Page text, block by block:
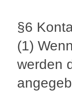
§6
(1)
werden